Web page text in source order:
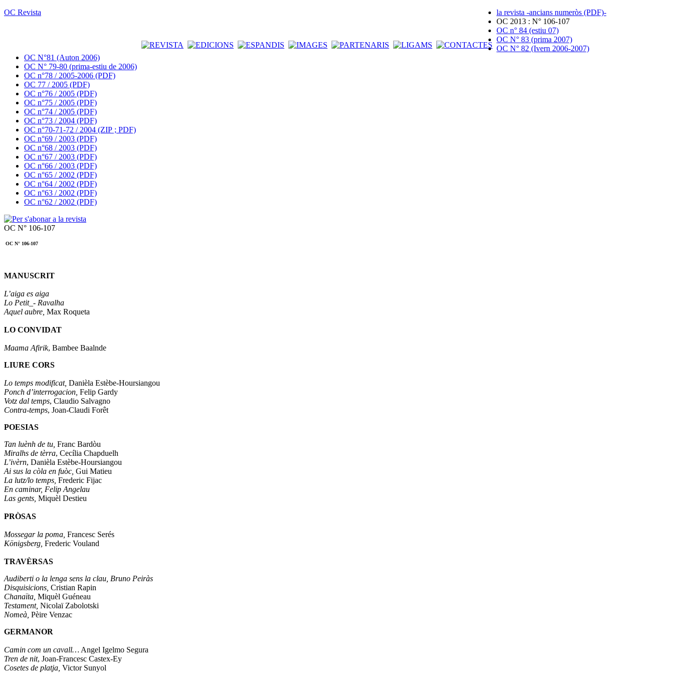
OC Revista
la revista -ancians numeròs (PDF)-
OC 2013 : N° 106-107
OC n° 84 (estiu 07)
OC N° 83 (prima 2007)
OC N° 82 (Ivern 2006-2007)
OC N°81 (Auton 2006)
OC N° 79-80 (prima-estiu de 2006)
OC n°78 / 2005-2006 (PDF)
OC 77 / 2005 (PDF)
OC n°76 / 2005 (PDF)
OC n°75 / 2005 (PDF)
OC n°74 / 2005 (PDF)
OC n°73 / 2004 (PDF)
OC n°70-71-72 / 2004 (ZIP ; PDF)
OC n°69 / 2003 (PDF)
OC n°68 / 2003 (PDF)
OC n°67 / 2003 (PDF)
OC n°66 / 2003 (PDF)
OC n°65 / 2002 (PDF)
OC n°64 / 2002 (PDF)
OC n°63 / 2002 (PDF)
OC n°62 / 2002 (PDF)
OC N° 106-107
OC N° 106-107
MANUSCRIT
L’aiga es aiga
Lo Petit_- Ravalha
Aquel aubre, Max Roqueta
LO CONVIDAT
Maama Afirik, Bambee Baalnde
LIURE CORS
Lo temps modificat, Danièla Estèbe-Hoursiangou
Ponch d’interrogacion, Felip Gardy
Votz dal temps, Claudio Salvagno
Contra-temps, Joan-Claudi Forêt
POESIAS
Tan luènh de tu, Franc Bardòu
Miralhs de tèrra, Cecília Chapduelh
L’ivèrn, Danièla Estèbe-Hoursiangou
Ai sus la còla en fuòc, Gui Matieu
La lutz/lo temps, Frederic Fijac
En caminar, Felip Angelau
Las gents, Miquèl Destieu
PRÒSAS
Mossegar la poma, Francesc Serés
Königsberg, Frederic Vouland
TRAVÈRSAS
Audiberti o la lenga sens la clau, Bruno Peiràs
Disquisicions, Cristian Rapin
Chanaïta, Miquèl Guéneau
Testament, Nicolaï Zabolotski
Nomeà, Pèire Venzac
GERMANOR
Camin com un cavall… Angel Igelmo Segura
Tren de nit, Joan-Francesc Castex-Ey
Cosetes de platja, Victor Sunyol